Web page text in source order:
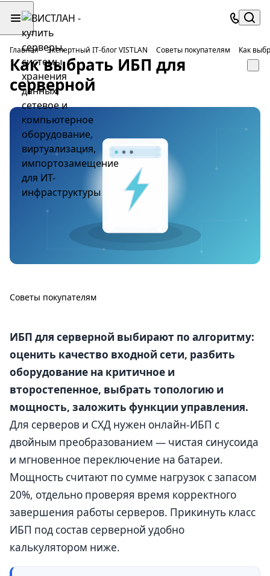
Главная Экспертный IT-блог VISTLAN Советы покупателям Как
Как выбрать ИБП для
серверной
Советы покупателям
ИБП для серверной выбирают по алгоритму:
оценить качество входной сети, разбить
оборудование на критичное и
второстепенное, выбрать топологию и
мощность, заложить функции управления.
Для серверов и СХД нужен онлайн-ИБП с
двойным преобразованием — чистая синусоида
и мгновенное переключение на батареи.
Мощность считают по сумме нагрузок с запасом
20%, отдельно проверяя время корректного
завершения работы серверов. Прикинуть класс
ИБП под состав серверной удобно
калькулятором ниже.